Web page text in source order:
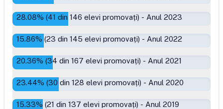
28.08% (41 din 146 elevi promovați) - Anul 2023
15.86% (23 din 145 elevi promovați) - Anul 2022
20.36% (34 din 167 elevi promovați) - Anul 2021
23.44% (30 din 128 elevi promovați) - Anul 2020
15.33% (21 din 137 elevi promovați) - Anul 2019